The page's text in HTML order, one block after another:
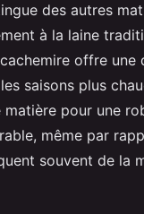
des autres
à la laine
offre une
saisons plus
pour une
même par
souvent de la